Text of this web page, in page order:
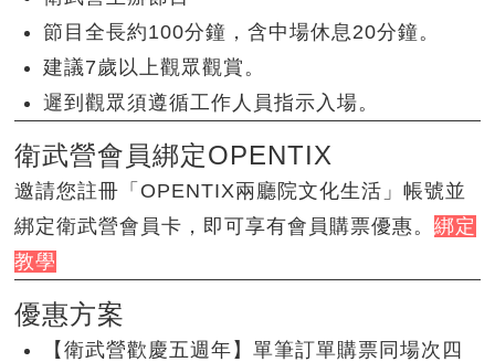
節目全長約100分鐘，含中場休息20分鐘。
建議7歲以上觀眾觀賞。
遲到觀眾須遵循工作人員指示入場。
衛武營會員綁定OPENTIX
邀請您註冊「OPENTIX兩廳院文化生活」帳號並
綁定衛武營會員卡，即可享有會員購票優惠。綁定
教學
優惠方案
【衛武營歡慶五週年】單筆訂單購票同場次四